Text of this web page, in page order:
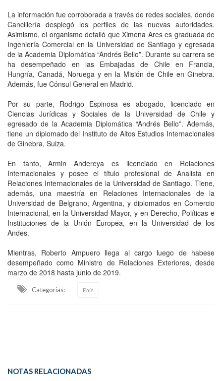
La información fue corroborada a través de redes sociales, donde
Cancillería desplegó los perfiles de las nuevas autoridades.
Asimismo, el organismo detalló que Ximena Ares es graduada de
Ingeniería Comercial en la Universidad de Santiago y egresada
de la Academia Diplomática “Andrés Bello”. Durante su carrera se
ha desempeñado en las Embajadas de Chile en Francia,
Hungría, Canadá, Noruega y en la Misión de Chile en Ginebra.
Además, fue Cónsul General en Madrid.
Por su parte, Rodrigo Espinosa es abogado, licenciado en
Ciencias Jurídicas y Sociales de la Universidad de Chile y
egresado de la Academia Diplomática “Andrés Bello”. Además,
tiene un diplomado del Instituto de Altos Estudios Internacionales
de Ginebra, Suiza.
En tanto, Armin Andereya es licenciado en Relaciones
Internacionales y posee el título profesional de Analista en
Relaciones Internacionales de la Universidad de Santiago. Tiene,
además, una maestría en Relaciones Internacionales de la
Universidad de Belgrano, Argentina, y diplomados en Comercio
Internacional, en la Universidad Mayor, y en Derecho, Políticas e
Instituciones de la Unión Europea, en la Universidad de los
Andes.
Mientras, Roberto Ampuero llega al cargo luego de habese
desempeñado como Ministro de Relaciones Exteriores, desde
marzo de 2018 hasta junio de 2019.
Categorias: País
NOTAS RELACIONADAS